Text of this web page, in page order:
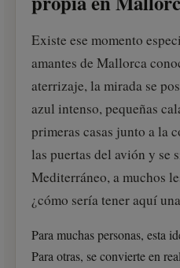
Existe ese momento
amantes de Mallorca
aterrizaje, la mirada se
azul intenso, pequeñas
primeras casas junto a la
las puertas del avión y se
Mediterráneo, a muchos
¿cómo sería tener aquí
Para muchas personas, esta
Para otras, se convierte en